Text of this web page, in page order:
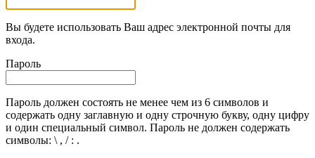
Вы будете использовать Ваш адрес электронной почты для
входа.
Пароль
Пароль должен состоять не менее чем из 6 символов и
содержать одну заглавную и одну строчную букву, одну цифру
и один специальный символ. Пароль не должен содержать
символы: \ , / : .